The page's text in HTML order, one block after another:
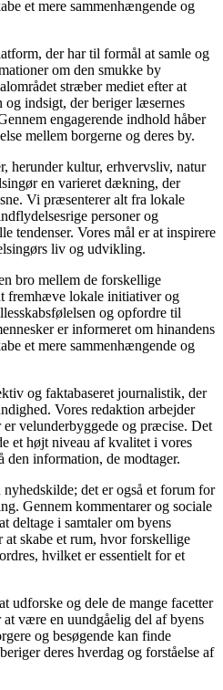
et mere sammenhængende og
der har til formål at samle og
om den smukke by
stræber mediet efter at
indsigt, der beriger læsernes
engagerende indhold håber
mellem borgerne og deres by.
herunder kultur, erhvervsliv, natur
en varieret dækning, der
Vi præsenterer alt fra lokale
personer og
tendenser. Vores mål er at inspirere
liv og udvikling.
bro mellem de forskellige
fremhæve lokale initiativer og
og opfordre til
er informeret om hinandens
et mere sammenhængende og
og faktabaseret journalistik, der
Vores redaktion arbejder
velunderbyggede og præcise. Det
et højt niveau af kvalitet i vores
den information, de modtager.
det er også et forum for
Gennem kommentarer og sociale
deltage i samtaler om byens
skabe et rum, hvor forskellige
hvilket er essentielt for et
udforske og dele de mange facetter
være en uundgåelig del af byens
og besøgende kan finde
deres hverdag og forståelse af